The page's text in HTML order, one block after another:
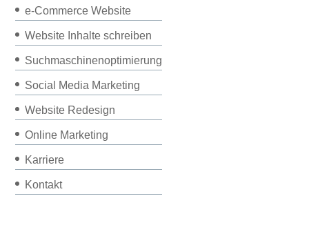
e-Commerce Website
Website Inhalte schreiben
Suchmaschinenoptimierung
Social Media Marketing
Website Redesign
Online Marketing
Karriere
Kontakt